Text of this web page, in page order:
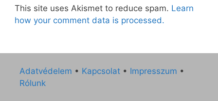
This site uses Akismet to reduce spam. Learn
how your comment data is processed.
Adatvédelem • Kapcsolat • Impresszum •
Rólunk